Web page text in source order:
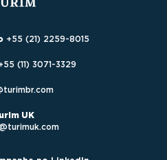
+55 (21) 2259-8015
(11) 3071-3329
UK